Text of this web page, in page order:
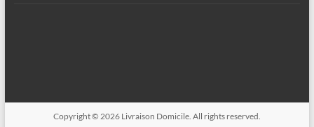
Copyright © 2026 Livraison Domicile. All rights reserved.